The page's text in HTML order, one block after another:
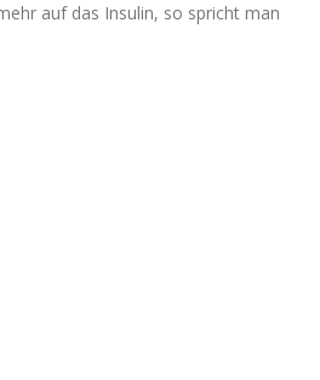
auf das Insulin, so spricht man